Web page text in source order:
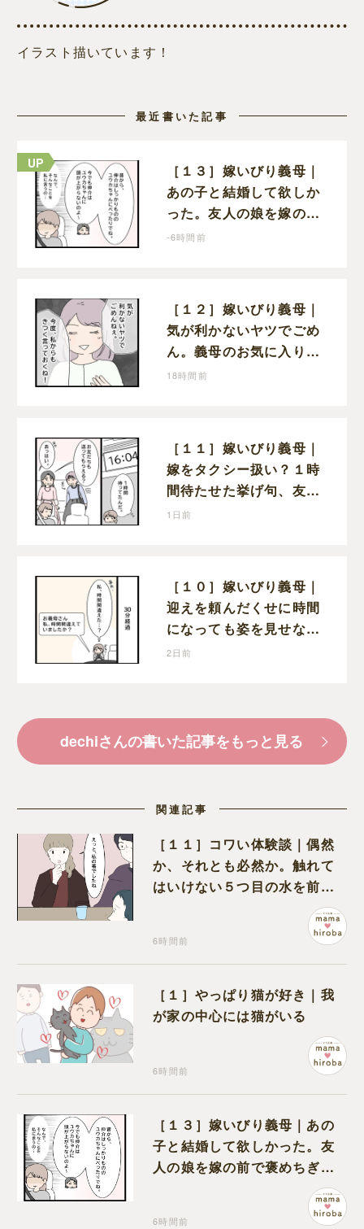
イラスト描いています！
最近書いた記事
［１３］嫁いびり義母｜
あの子と結婚して欲しか
った。友人の娘を嫁の前
で褒めちぎる無神経な義
-6時間前
［１２］嫁いびり義母｜
気が利かないヤツでごめ
ん。義母のお気に入り女
性が夫との親密さを匂わ
18時間前
［１１］嫁いびり義母｜
嫁をタクシー扱い？１時
間待たせた挙げ句、友人
まで送らせる義母が図々
1日前
［１０］嫁いびり義母｜
迎えを頼んだくせに時間
になっても姿を見せない
義母。返信すらなく不安
2日前
dechiさんの書いた記事をもっと見る
関連記事
［１１］コワい体験談｜偶然
か、それとも必然か。触れて
はいけない５つ目の水を前に
6時間前
［１］やっぱり猫が好き｜我
が家の中心には猫がいる
6時間前
［１３］嫁いびり義母｜あの
子と結婚して欲しかった。友
人の娘を嫁の前で褒めちぎる
6時間前